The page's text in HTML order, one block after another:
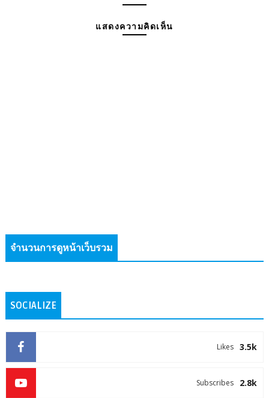
แสดงความคิดเห็น
จำนวนการดูหน้าเว็บรวม
SOCIALIZE
3.5k
Likes
2.8k
Subscribes